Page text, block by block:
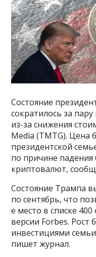
Состояние
сократилось за
из-за снижения
Media (TMTG). Цена
президентской
по причине падения
криптовалют,
Состояние Трампа
по сентябрь, что
е место в списке
версии Forbes. Рост
инвестициями
пишет журнал.